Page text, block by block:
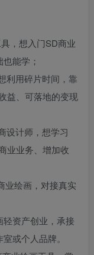
，想入门SD商业
能学；
利用碎片时间，靠
益、可落地的变现
设计师，想学习
业业务、增加收
业绘画，对接真实
资产创业，承接
或个人品牌。